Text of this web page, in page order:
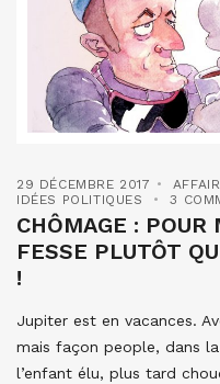
29 DÉCEMBRE 2017
IDÉES POLITIQUES
3
CHÔMAGE :
FESSE PLUTÔT
!
Jupiter est en vacances.
mais façon people, dans
l’enfant élu, plus tard